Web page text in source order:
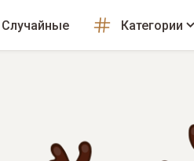
Случайные Категории